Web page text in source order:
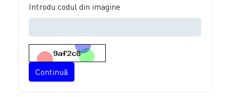
Introdu codul din imagine
Continuă